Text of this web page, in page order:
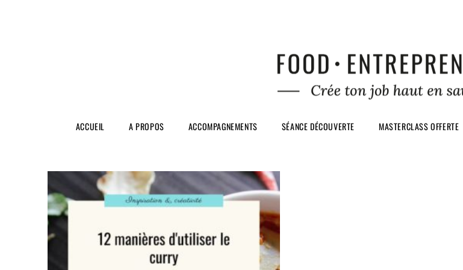
ACCUEIL A PROPOS ACCOMPAGNEMENTS SÉANCE DÉCOUVERTE MASTERCLASS OFFERTE